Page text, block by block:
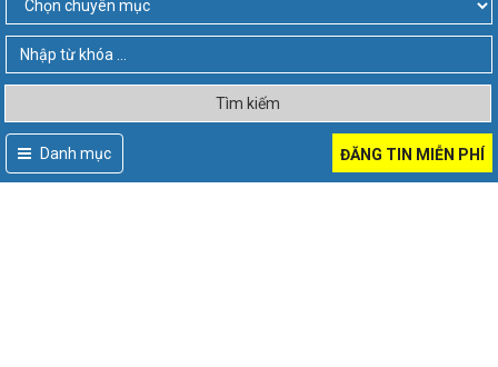
Tìm kiếm
Danh mục ĐĂNG TIN MIỄN PHÍ